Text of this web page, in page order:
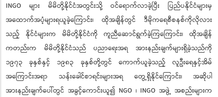
INGO များ မိမိတို့နိုင်ငံအတွင်းသို့ ဝင်ရောက်လာခဲ့ပြီး ပြည်ပနိုင်ငံများမှ
အထောက်အပံ့များရယူခဲ့ကြောင်း၊ ထိုအချိန်တွင် ဒီမိုကရေစီစနစ်ကိုလိုလား
သည့် နိုင်ငံများက မိမိတို့နိုင်ငံကို ကူညီဆောင်ရွက်ခဲ့ကြကြောင်း၊ ထိုအချိန်
ကတည်းက မိမိတို့နိုင်ငံသည် ပညာရေးအရ အားနည်းချက်များရှိခဲ့သည်ကို
၁၉၇၃ ခုနှစ်နှင့် ၁၉၈၃ ခုနှစ်တို့တွင် ကောက်ယူခဲ့သည့် လူဦးရေနှင့်အိမ်
အကြောင်းအရာ သန်းခေါင်စာရင်းများအရ တွေ့ရှိနိုင်ကြောင်း၊ အဆိုပါ
အားနည်းချက်ပေါ်တွင် အခွင့်ကောင်းယူ၍ NGO ၊ INGO အဖွဲ့ အစည်းများက